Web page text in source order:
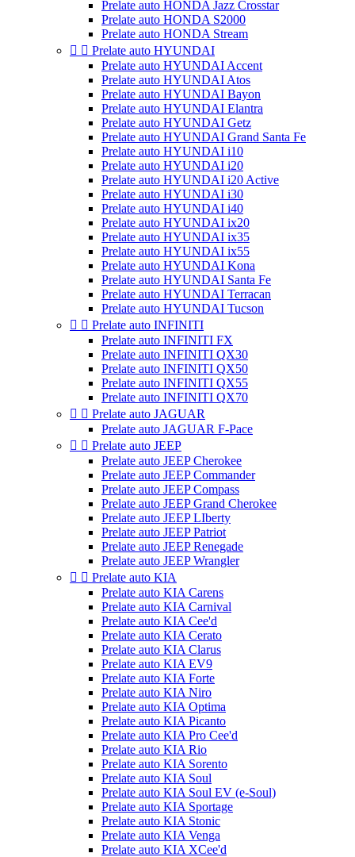
Prelate auto HONDA Jazz Crosstar
Prelate auto HONDA S2000
Prelate auto HONDA Stream
  Prelate auto HYUNDAI
Prelate auto HYUNDAI Accent
Prelate auto HYUNDAI Atos
Prelate auto HYUNDAI Bayon
Prelate auto HYUNDAI Elantra
Prelate auto HYUNDAI Getz
Prelate auto HYUNDAI Grand Santa Fe
Prelate auto HYUNDAI i10
Prelate auto HYUNDAI i20
Prelate auto HYUNDAI i20 Active
Prelate auto HYUNDAI i30
Prelate auto HYUNDAI i40
Prelate auto HYUNDAI ix20
Prelate auto HYUNDAI ix35
Prelate auto HYUNDAI ix55
Prelate auto HYUNDAI Kona
Prelate auto HYUNDAI Santa Fe
Prelate auto HYUNDAI Terracan
Prelate auto HYUNDAI Tucson
  Prelate auto INFINITI
Prelate auto INFINITI FX
Prelate auto INFINITI QX30
Prelate auto INFINITI QX50
Prelate auto INFINITI QX55
Prelate auto INFINITI QX70
  Prelate auto JAGUAR
Prelate auto JAGUAR F-Pace
  Prelate auto JEEP
Prelate auto JEEP Cherokee
Prelate auto JEEP Commander
Prelate auto JEEP Compass
Prelate auto JEEP Grand Cherokee
Prelate auto JEEP LIberty
Prelate auto JEEP Patriot
Prelate auto JEEP Renegade
Prelate auto JEEP Wrangler
  Prelate auto KIA
Prelate auto KIA Carens
Prelate auto KIA Carnival
Prelate auto KIA Cee'd
Prelate auto KIA Cerato
Prelate auto KIA Clarus
Prelate auto KIA EV9
Prelate auto KIA Forte
Prelate auto KIA Niro
Prelate auto KIA Optima
Prelate auto KIA Picanto
Prelate auto KIA Pro Cee'd
Prelate auto KIA Rio
Prelate auto KIA Sorento
Prelate auto KIA Soul
Prelate auto KIA Soul EV (e-Soul)
Prelate auto KIA Sportage
Prelate auto KIA Stonic
Prelate auto KIA Venga
Prelate auto KIA XCee'd